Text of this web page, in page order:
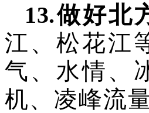
13.做好北
江、松花江
气、水情、
机、凌峰流